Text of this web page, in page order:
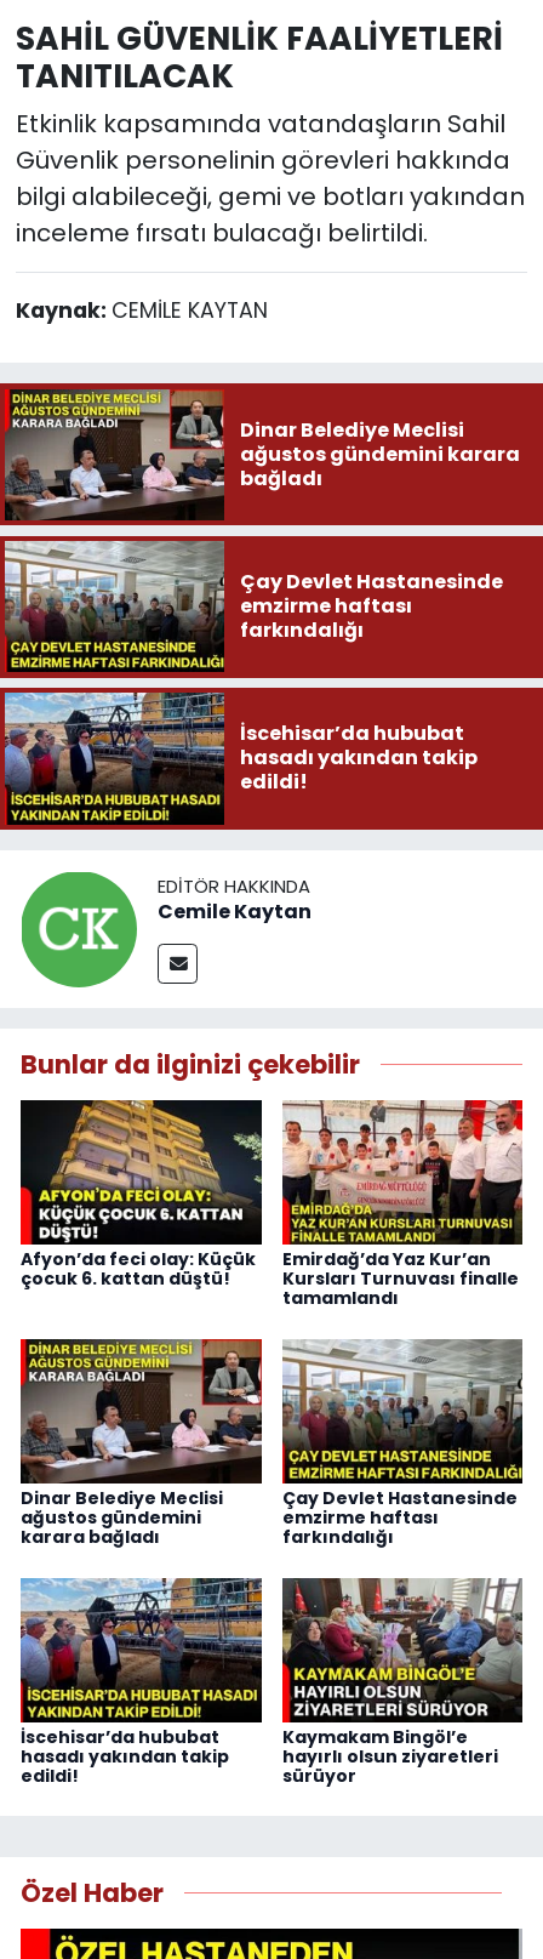
SAHİL GÜVENLİK FAALİYETLERİ
TANITILACAK
Etkinlik kapsamında vatandaşların Sahil
Güvenlik personelinin görevleri hakkında
bilgi alabileceği, gemi ve botları yakından
inceleme fırsatı bulacağı belirtildi.
Kaynak: CEMİLE KAYTAN
Dinar Belediye Meclisi
ağustos gündemini karara
bağladı
Çay Devlet Hastanesinde
emzirme haftası
farkındalığı
İscehisar’da hububat
hasadı yakından takip
edildi!
EDITÖR HAKKINDA
Cemile Kaytan
Bunlar da ilginizi çekebilir
Afyon’da feci olay: Küçük
çocuk 6. kattan düştü!
Emirdağ’da Yaz Kur’an
Kursları Turnuvası finalle
tamamlandı
Dinar Belediye Meclisi
ağustos gündemini
karara bağladı
Çay Devlet Hastanesinde
emzirme haftası
farkındalığı
İscehisar’da hububat
hasadı yakından takip
edildi!
Kaymakam Bingöl’e
hayırlı olsun ziyaretleri
sürüyor
Özel Haber